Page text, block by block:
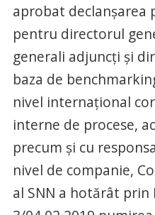
aprobat declanşarea
pentru directorul
generali adjuncţi şi
baza de
nivel internaţional
interne de procese,
precum şi cu
nivel de companie,
al SNN a hotărât prin